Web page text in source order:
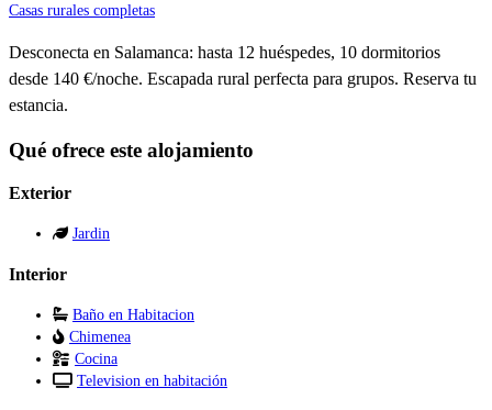
Casas rurales completas
Desconecta en Salamanca: hasta 12 huéspedes, 10 dormitorios
desde 140 €/noche. Escapada rural perfecta para grupos. Reserva tu
estancia.
Qué ofrece este alojamiento
Exterior
Jardin
Interior
Baño en Habitacion
Chimenea
Cocina
Television en habitación